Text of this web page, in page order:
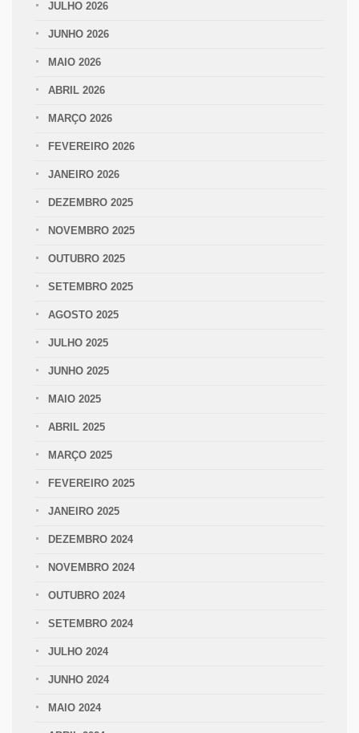
JULHO 2026
JUNHO 2026
MAIO 2026
ABRIL 2026
MARÇO 2026
FEVEREIRO 2026
JANEIRO 2026
DEZEMBRO 2025
NOVEMBRO 2025
OUTUBRO 2025
SETEMBRO 2025
AGOSTO 2025
JULHO 2025
JUNHO 2025
MAIO 2025
ABRIL 2025
MARÇO 2025
FEVEREIRO 2025
JANEIRO 2025
DEZEMBRO 2024
NOVEMBRO 2024
OUTUBRO 2024
SETEMBRO 2024
JULHO 2024
JUNHO 2024
MAIO 2024